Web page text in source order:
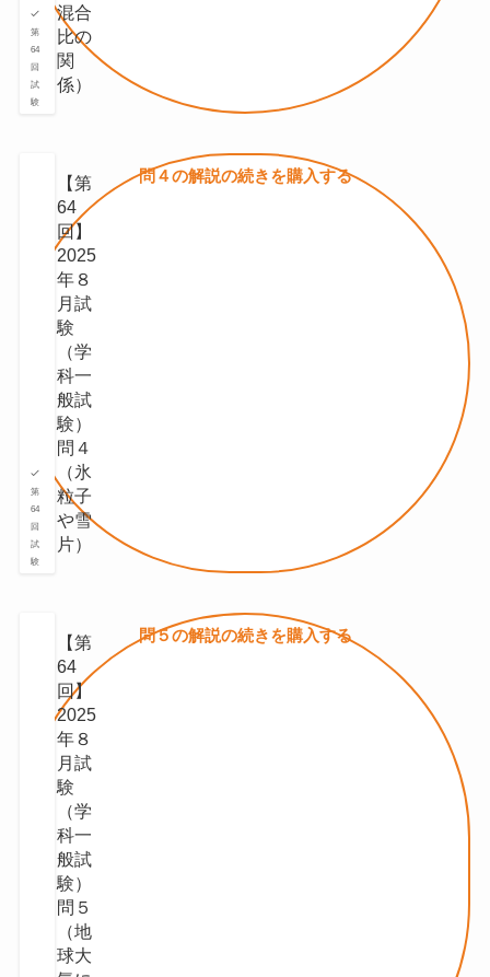
第
64
回
試
験
混合
⽐の
関
係）
第
64
回
試
験
【第
64
回】
2025
年８
月試
験
（学
科一
般試
験）
問４
（氷
粒⼦
や雪
⽚）
問４の解説の続きを購入する
【第
64
回】
2025
年８
月試
験
（学
科一
般試
験）
問５
（地
球⼤
問５の解説の続きを購入する